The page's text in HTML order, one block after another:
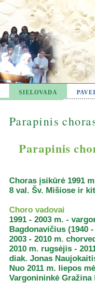
SIELOVADA
Parapinis
Parapinis
Choras įsikūrė 1991
8 val. Šv. Mišiose ir
Choro vadovai
1991 - 2003 m. -
Bagdonavičius (1940 -
2003 - 2010 m.
2010 m. rugsėjis -
diak. Jonas
Nuo 2011 m. liepos
Vargonininkė Gražina